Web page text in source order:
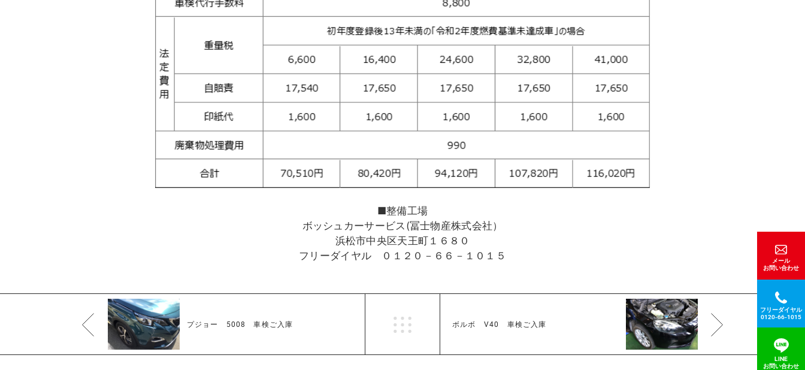
メール
お問い合わせ
フリーダイヤル
0120-66-1015
LINE
お問い合わせ
■整備工場
ボッシュカーサービス(冨士物産株式会社）
浜松市中央区天王町１６８０
フリーダイヤル ０１２０－６６－１０１５
プジョー 5008 車検ご入庫 ボルボ V40 車検ご入庫